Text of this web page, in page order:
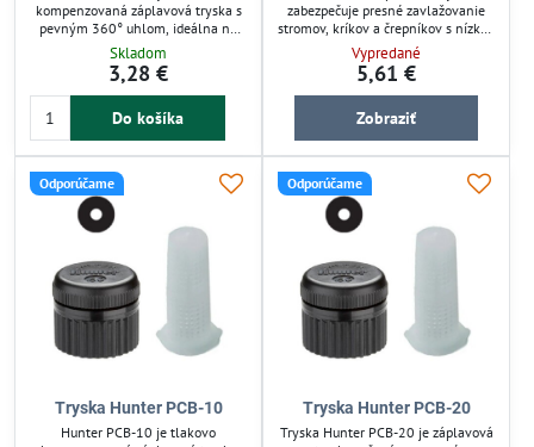
kompenzovaná záplavová tryska s
pevným 360° uhlom, ideálna na
zavlažovanie stromov, kríkov či
črepníkov. Zabezpečuje rovnomerné
rozdelenie vody pri prietoku 1,9
l/min a minimalizuje straty vody
vďaka veľkým kvapkám odolným
bez nutnosti nastavenia uhla.
Skladom
3,28 €
Do košíka
zabezpečuje presné zavlažovanie
stromov, kríkov a črepníkov s nízkou
spotrebou vody. Je tlakovo
kompenzovaná, čo garantuje
rovnomerný prietok bez ohľadu na
tlak v systéme. Pevný 360° uhol
výseče a odolnosť voči vetru
Vhodná pre záhradné závlahové
systémy s jednoduchou inštaláciou.
Vypredané
5,61 €
Zobraziť
Odporúčame
Tryska Hunter PCB-10
Hunter PCB-10 je tlakovo
Odporúčame
Tryska Hunter PCB-20
Tryska Hunter PCB-20 je záplavová